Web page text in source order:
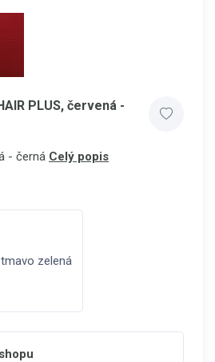
PLUS, červená -
- černá Celý popis
tmavo zelená